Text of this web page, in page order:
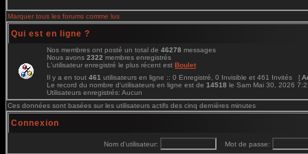
Marquer tous les forums comme lus
Qui est en ligne ?
Nos membres ont posté un total de 46278 messages
Nous avons 2322 membres enregistrés
L'utilisateur enregistré le plus récent est Boulet
Il y a en tout 461 utilisateurs en ligne :: 0 Enregistré, 0 Invisible et 461 Invités [
Le record du nombre d'utilisateurs en ligne est de 14518 le Sam Mai 30, 2026
Utilisateurs enregistrés: Aucun
Ces données sont basées sur les utilisateurs actifs des cinq dernières minutes
Connexion
Nom d'utilisateur: Mot de passe: